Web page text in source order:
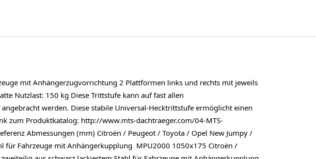
mit Anhängerzugvorrichtung 2 Plattformen links und rechts mit jeweils
Nutzlast: 150 kg Diese Trittstufe kann auf fast allen
werden. Diese stabile Universal-Hecktrittstufe ermöglicht einen
zum Produktkatalog: http://www.mts-dachtraeger.com/04-MTS-
Abmessungen (mm) Citroën / Peugeot / Toyota / Opel New Jumpy /
für Fahrzeuge mit Anhängerkupplung MPU2000 1050x175 Citroën /